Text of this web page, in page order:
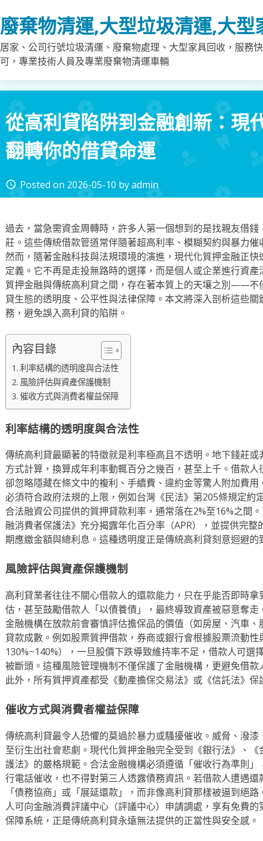
to
content
廢棄物清運,大型垃圾清運,大
居家、公司行號垃圾清運、廢棄物處理、大型家具回收，服務
可，專業技術人員及專業廢棄物清運車輛
從高利貸陷阱到金融創新：現
翻轉你的借貸命運
access_time Posted on 2026-05-10 byadmin
過去，當急需資金周轉時，許多人第一個想到的是找親友借
莊。這些傳統借款管道常伴隨著超高利率、模糊契約與暴力
然而，隨著金融科技與法規環境的演進，現代化質押金融正
定義。它不再是走投無路時的選擇，而是個人或企業進行資
質押金融與傳統高利貸之間，存在著本質上的天壤之別——不
貸生態的透明度、公平性與法律保障。本文將深入剖析這些
務，避免誤入高利貸的陷阱。
內容目錄
利率結構的透明度與合法性
風險評估與資產保護機制
催收方式與消費者權益保障
利率結構的透明度與合法性
傳統高利貸最顯著的特徵就是利率極高且不透明。地下錢莊
方式計算，換算成年利率動輒百分之幾百，甚至上千。借款
卻忽略隱藏在條文中的複利、手續費、違約金等驚人附加費
必須符合政府法規的上限，例如台灣《民法》第205條規定約
合法融資公司提供的質押貸款利率，通常落在2%至16%之間
融消費者保護法》充分揭露年化百分率（APR），並提供完
期應繳金額與總利息。這種透明度正是傳統高利貸刻意迴避的
風險評估與資產保護機制
高利貸業者往往不關心借款人的還款能力，只在乎能否即時
估，甚至鼓勵借款人「以債養債」，最終導致資產被惡意奪
金融機構在放款前會審慎評估擔保品的價值（如房屋、汽車
貸款成數。例如股票質押借款，券商或銀行會根據股票流動
130%~140%），一旦股價下跌導致維持率不足，借款人可選
被斷頭。這種風險管理機制不僅保護了金融機構，更避免借
此外，所有質押資產都受《動產擔保交易法》或《信託法》
催收方式與消費者權益保障
傳統高利貸最令人恐懼的莫過於暴力或騷擾催收。威脅、潑
至衍生出社會悲劇。現代化質押金融完全受到《銀行法》、
護法》的嚴格規範。合法金融機構必須遵循「催收行為準則
行電話催收，也不得對第三人透露債務資訊。若借款人遭遇
「債務協商」或「展延還款」，而非像高利貸那樣被逼到絕
人可向金融消費評議中心（評議中心）申請調處，享有免費
保障系統，正是傳統高利貸永遠無法提供的正當性與安全感。